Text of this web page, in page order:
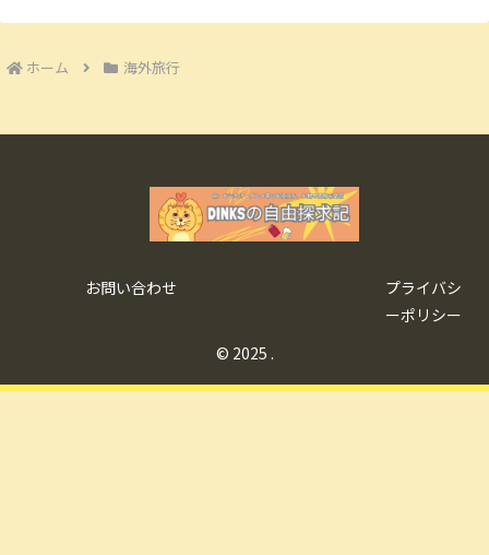
ホーム 海外旅行
お問い合わせ
プライバシ
ーポリシー
© 2025 .